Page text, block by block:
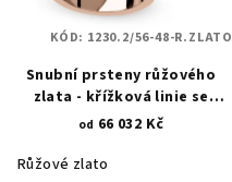
Snubní prsteny růžového
zlata - křížková linie se
zirkonem 1230.2
od 66 032 Kč
Růžové zlato
KÓD: 1230.2/56-48-R.ZLATO